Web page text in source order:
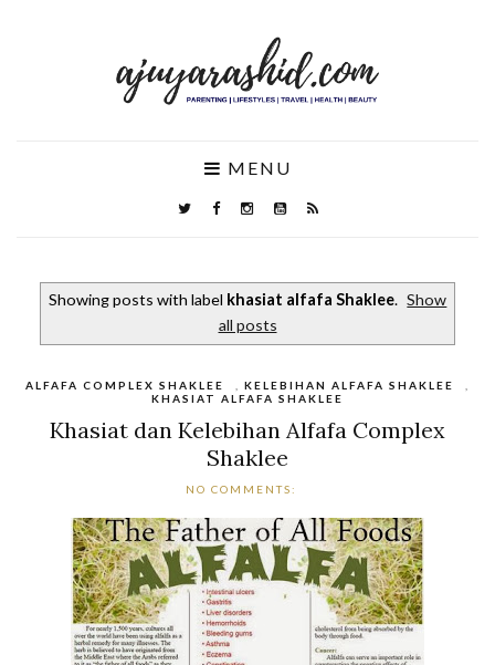
MENU
Showing posts with label khasiat alfafa Shaklee. Show
all posts
ALFAFA COMPLEX SHAKLEE KELEBIHAN ALFAFA SHAKLEE
KHASIAT ALFAFA SHAKLEE
Khasiat dan Kelebihan Alfafa Complex
Shaklee
NO COMMENTS: